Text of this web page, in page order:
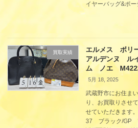
イヤーバッグ&ポ
買取実績
エルメス ボリ
アルデンヌ ル
ム ノエ
5月 18, 2025
武蔵野市にお住ま
り、お買取りさせ
せていただきます
37 ブラック/GP